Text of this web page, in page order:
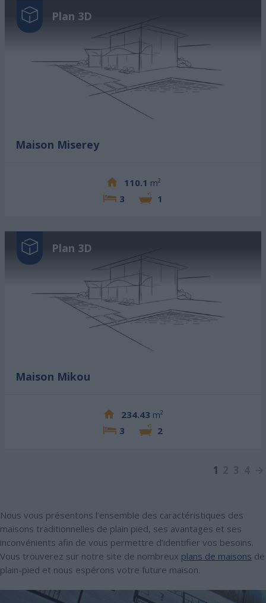
Plan 3D
Maison Miserey
110.1 m²
3
1
Plan 3D
Maison Mikou
234.43 m²
3
2
1
Nous vous présentons l’ensemble des caractéristiques des
maisons traditionnelles de plain pied, ses avantages et ses
inconvénients afin de vous permettre d’identifier vos besoins.
Vous trouverez sur notre site de nombreux plans de maisons de
plain-pied et nous espérons votre future maison.